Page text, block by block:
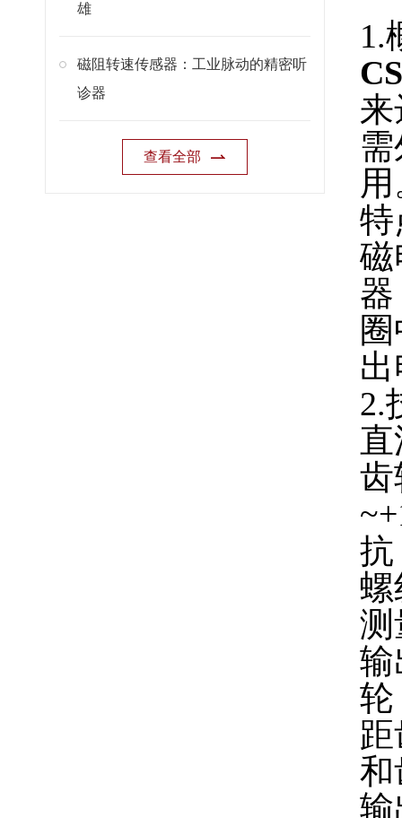
雄
磁阻转速传感器：工业脉动的精密听
诊器
查看全部
1.
特
磁
2.
齿
抗
测
输
轮
和
输